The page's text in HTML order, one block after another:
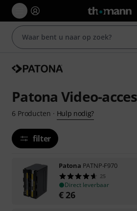
Patona Video-
6 Producten · Hulp nodig?
filter
Patona PATNP-F970
25
Direct leverbaar
€ 26